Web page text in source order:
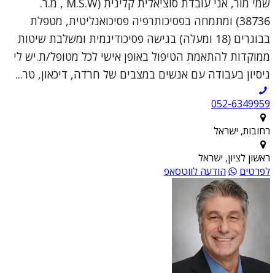
שמי מור, אני עובדת סוציאלית קלינית (M.S.W , מ.ר.
38736) ומתמחה בפסיכותרפיה פסיכואנליטית, מטפלת
בבוגרים (18 ומעלה) בגישה פסיכודינמית ומשלבת שיטות
ממוקדות להתאמת הטיפול באופן אישי לכל מטופל/ת.יש לי
ניסיון בעבודה עם אנשים במצבים של חרדה, דיכאון, טר...
052-6349959
רחובות, ישראל
ראשון לציון, ישראל
לפרטים
הודעה לווטסאפ